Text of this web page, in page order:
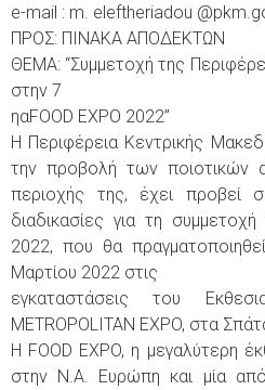
e-mail : m. eleftheriadou
ΠΡΟΣ: ΠΙΝΑΚΑ ΑΠΟΔΕΚΤΩΝ
ΘΕΜΑ: “Συμμετοχή της
στην 7
ηαFOOD EXPO 2022”
Η Περιφέρεια Κεντρικής
την προβολή των ποιοτικών
περιοχής της, έχει προβεί
διαδικασίες για τη
2022, που θα
Μαρτίου 2022 στις
εγκαταστάσεις του
METROPOLITAN EXPO, στα
Η FOOD EXPO, η μεγαλύτερη
στην Ν.Α. Ευρώπη και μία από